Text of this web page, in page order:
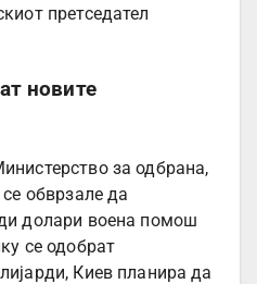
претседател
новите
за одбрана,
обврзале да
долари воена помош
се одобрат
Киев планира да